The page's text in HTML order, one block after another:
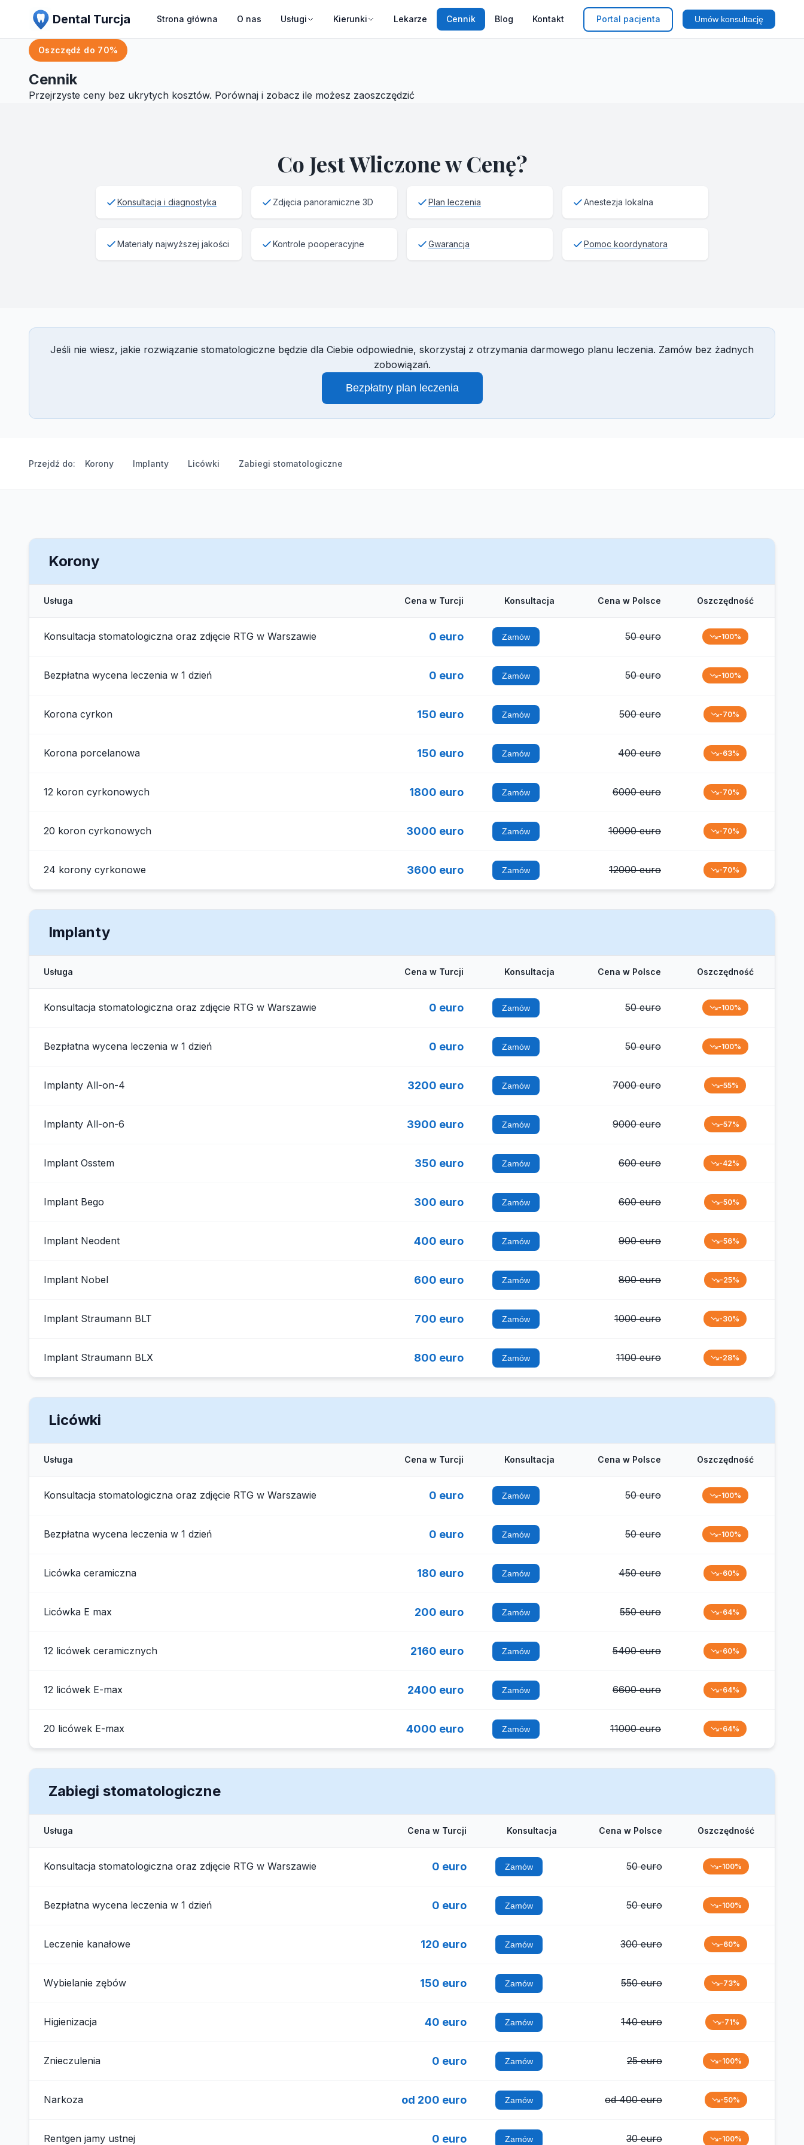
Dental Turcja Strona główna O nas Usługi Kierunki Lekarze Cennik Blog Kontakt Portal pacjenta Umów konsultację
Oszczędź do 70%
Cennik
Przejrzyste ceny bez ukrytych kosztów. Porównaj i zobacz ile możesz zaoszczędzić
Co Jest Wliczone w Cenę?
Konsultacja i diagnostyka Zdjęcia panoramiczne 3D Plan leczenia Anestezja lokalna
Materiały najwyższej jakości Kontrole pooperacyjne Gwarancja Pomoc koordynatora
Jeśli nie wiesz, jakie rozwiązanie stomatologiczne będzie dla Ciebie odpowiednie, skorzystaj z otrzymania darmowego planu leczenia. Zamów bez żadnych
zobowiązań.
Bezpłatny plan leczenia
Przejdź do: Korony Implanty Licówki Zabiegi stomatologiczne
Korony
Usługa Cena w Turcji Konsultacja Cena w Polsce Oszczędność
Konsultacja stomatologiczna oraz zdjęcie RTG w Warszawie 0 euro Zamów 50 euro -100%
Bezpłatna wycena leczenia w 1 dzień 0 euro Zamów 50 euro -100%
Korona cyrkon 150 euro Zamów 500 euro -70%
Korona porcelanowa 150 euro Zamów 400 euro -63%
12 koron cyrkonowych 1800 euro Zamów 6000 euro -70%
20 koron cyrkonowych 3000 euro Zamów 10000 euro -70%
24 korony cyrkonowe 3600 euro Zamów 12000 euro -70%
Implanty
Usługa Cena w Turcji Konsultacja Cena w Polsce Oszczędność
Konsultacja stomatologiczna oraz zdjęcie RTG w Warszawie 0 euro Zamów 50 euro -100%
Bezpłatna wycena leczenia w 1 dzień 0 euro Zamów 50 euro -100%
Implanty All-on-4 3200 euro Zamów 7000 euro -55%
Implanty All-on-6 3900 euro Zamów 9000 euro -57%
Implant Osstem 350 euro Zamów 600 euro -42%
Implant Bego 300 euro Zamów 600 euro -50%
Implant Neodent 400 euro Zamów 900 euro -56%
Implant Nobel 600 euro Zamów 800 euro -25%
Implant Straumann BLT 700 euro Zamów 1000 euro -30%
Implant Straumann BLX 800 euro Zamów 1100 euro -28%
Licówki
Usługa Cena w Turcji Konsultacja Cena w Polsce Oszczędność
Konsultacja stomatologiczna oraz zdjęcie RTG w Warszawie 0 euro Zamów 50 euro -100%
Bezpłatna wycena leczenia w 1 dzień 0 euro Zamów 50 euro -100%
Licówka ceramiczna 180 euro Zamów 450 euro -60%
Licówka E max 200 euro Zamów 550 euro -64%
12 licówek ceramicznych 2160 euro Zamów 5400 euro -60%
12 licówek E-max 2400 euro Zamów 6600 euro -64%
20 licówek E-max 4000 euro Zamów 11000 euro -64%
Zabiegi stomatologiczne
Usługa Cena w Turcji Konsultacja Cena w Polsce Oszczędność
Konsultacja stomatologiczna oraz zdjęcie RTG w Warszawie 0 euro Zamów 50 euro -100%
Bezpłatna wycena leczenia w 1 dzień 0 euro Zamów 50 euro -100%
Leczenie kanałowe 120 euro Zamów 300 euro -60%
Wybielanie zębów 150 euro Zamów 550 euro -73%
Higienizacja 40 euro Zamów 140 euro -71%
Znieczulenia 0 euro Zamów 25 euro -100%
Narkoza od 200 euro Zamów od 400 euro -50%
Rentgen jamy ustnej 0 euro Zamów 30 euro -100%